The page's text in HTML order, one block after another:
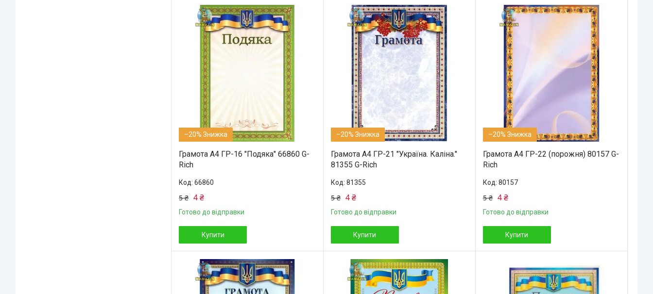
–20%
Грамота А4 ГР-16 "Подяка" 66860 G-
Rich
66860
5 ₴ 4 ₴
Готово до відправки
Купити
–20%
Грамота А4 ГР-21 "Україна. Каліна."
81355 G-Rich
81355
5 ₴ 4 ₴
Готово до відправки
Купити
–20%
Грамота А4 ГР-22 (порожня) 80157 G-
Rich
80157
5 ₴ 4 ₴
Готово до відправки
Купити